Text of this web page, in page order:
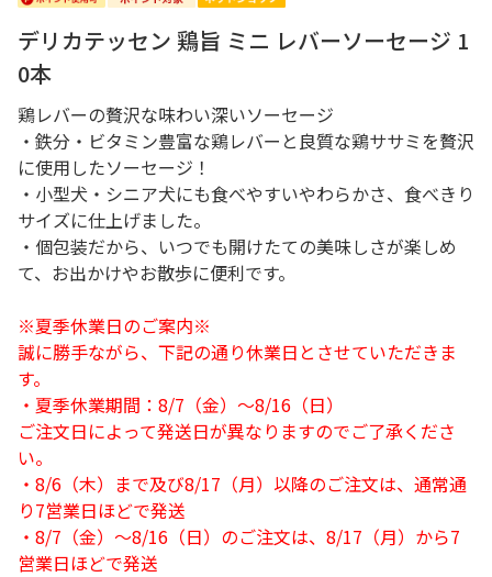
デリカテッセン 鶏旨 ミニ レバーソーセージ 1
0本
鶏レバーの贅沢な味わい深いソーセージ
・鉄分・ビタミン豊富な鶏レバーと良質な鶏ササミを贅沢
に使用したソーセージ！
・小型犬・シニア犬にも食べやすいやわらかさ、食べきり
サイズに仕上げました。
・個包装だから、いつでも開けたての美味しさが楽しめ
て、お出かけやお散歩に便利です。
※夏季休業日のご案内※
誠に勝手ながら、下記の通り休業日とさせていただきま
す。
・夏季休業期間：8/7（金）～8/16（日）
ご注文日によって発送日が異なりますのでご了承くださ
い。
・8/6（木）まで及び8/17（月）以降のご注文は、通常通
り7営業日ほどで発送
・8/7（金）～8/16（日）のご注文は、8/17（月）から7
営業日ほどで発送